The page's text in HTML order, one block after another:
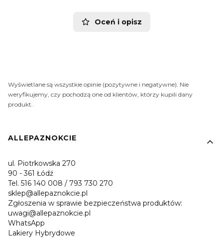
Oceń i opisz
Wyświetlane są wszystkie opinie (pozytywne i negatywne). Nie
weryfikujemy, czy pochodzą one od klientów, którzy kupili dany
produkt.
Linki w stopce
ALLEPAZNOKCIE
ul. Piotrkowska 270
90 - 361 Łódź
Tel. 516 140 008 / 793 730 270
sklep@allepaznokcie.pl
Zgłoszenia w sprawie bezpieczeństwa produktów:
uwagi@allepaznokcie.pl
WhatsApp
Lakiery Hybrydowe